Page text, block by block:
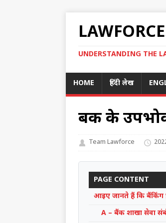
UNDERSTANDING THE
HOME हिंदी लेख
बैंक के
Team Lawforce
PAGE CONTENT
आइए जानते हैं कि बैंकिंग
A – बैंक शाखा सेवा